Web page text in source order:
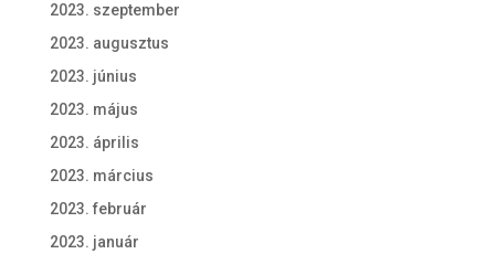
2023. szeptember
2023. augusztus
2023. június
2023. május
2023. április
2023. március
2023. február
2023. január